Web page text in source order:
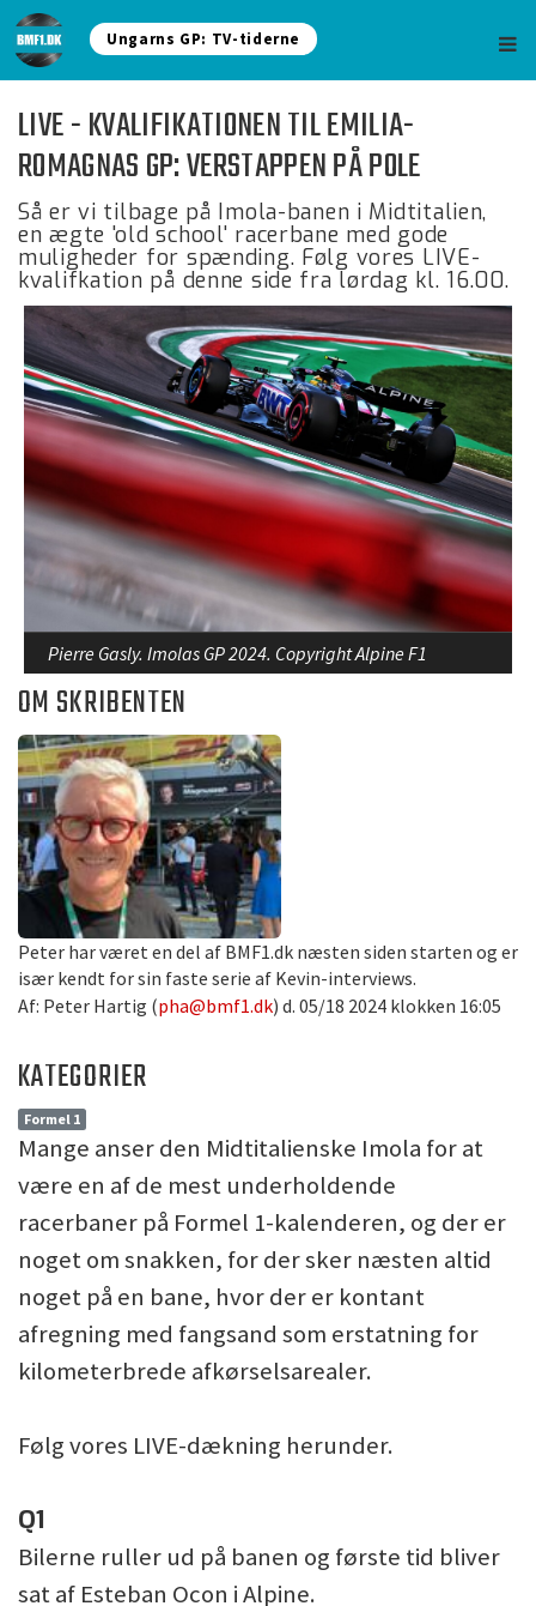
Ungarns GP: TV-tiderne
LIVE - KVALIFIKATIONEN TIL EMILIA-
ROMAGNAS GP: VERSTAPPEN PÅ POLE
Så er vi tilbage på Imola-banen i Midtitalien,
en ægte 'old school' racerbane med gode
muligheder for spænding. Følg vores LIVE-
kvalifkation på denne side fra lørdag kl. 16.00.
Pierre Gasly. Imolas GP 2024. Copyright Alpine F1
OM SKRIBENTEN
Peter har været en del af BMF1.dk næsten siden starten og er
især kendt for sin faste serie af Kevin-interviews.
Af: Peter Hartig (pha@bmf1.dk) d. 05/18 2024 klokken 16:05
KATEGORIER
Formel 1
Mange anser den Midtitalienske Imola for at
være en af de mest underholdende
racerbaner på Formel 1-kalenderen, og der er
noget om snakken, for der sker næsten altid
noget på en bane, hvor der er kontant
afregning med fangsand som erstatning for
kilometerbrede afkørselsarealer.
Følg vores LIVE-dækning herunder.
Q1
Bilerne ruller ud på banen og første tid bliver
sat af Esteban Ocon i Alpine.